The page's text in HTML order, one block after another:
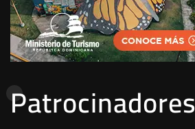
Patrocinadores